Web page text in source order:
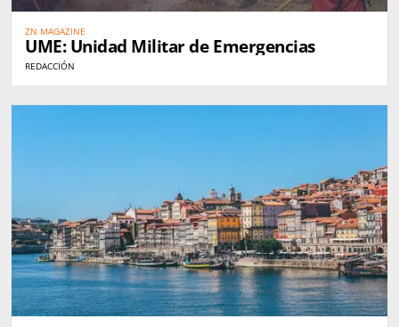
ZN MAGAZINE
UME: Unidad Militar de Emergencias
REDACCIÓN